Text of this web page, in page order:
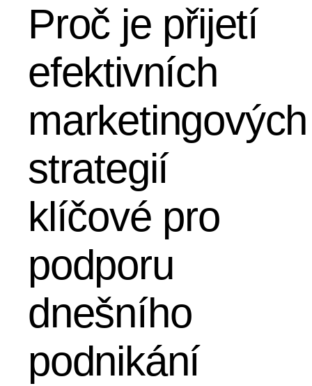
Proč je přijetí
efektivních
marketingových
strategií
klíčové pro
podporu
dnešního
podnikání